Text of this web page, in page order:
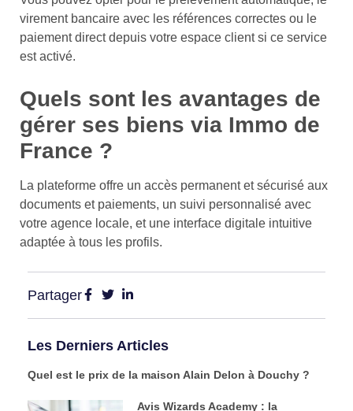
virement bancaire avec les références correctes ou le
paiement direct depuis votre espace client si ce service
est activé.
Quels sont les avantages de
gérer ses biens via Immo de
France ?
La plateforme offre un accès permanent et sécurisé aux
documents et paiements, un suivi personnalisé avec
votre agence locale, et une interface digitale intuitive
adaptée à tous les profils.
Partager
Les Derniers Articles
Quel est le prix de la maison Alain Delon à Douchy ?
Avis Wizards Academy : la